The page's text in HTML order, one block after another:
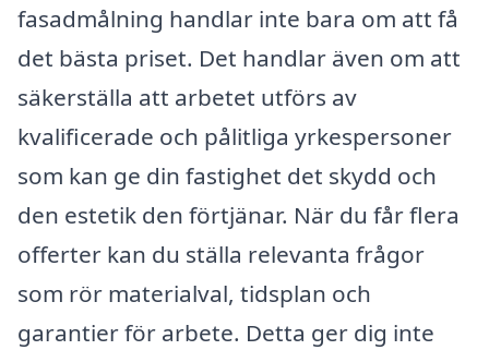
fasadmålning handlar inte bara om att få
det bästa priset. Det handlar även om att
säkerställa att arbetet utförs av
kvalificerade och pålitliga yrkespersoner
som kan ge din fastighet det skydd och
den estetik den förtjänar. När du får flera
offerter kan du ställa relevanta frågor
som rör materialval, tidsplan och
garantier för arbete. Detta ger dig inte